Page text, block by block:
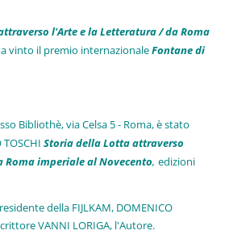
l'Arte e la Letteratura / da Roma
vinto il premio internazionaleFontane di
Bibliothè, via Celsa 5 - Roma, è stato
TOSCHIStoria della Lotta attraverso
Roma imperiale al Novecento, edizioni
della FIJLKAM, DOMENICO
VANNI LORIGA, l'Autore.